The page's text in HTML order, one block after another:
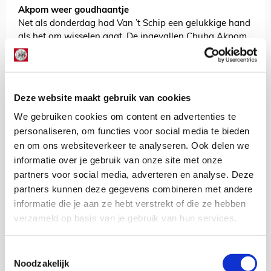
Deze website maakt gebruik van cookies
We gebruiken cookies om content en advertenties te
personaliseren, om functies voor social media te bieden
en om ons websiteverkeer te analyseren. Ook delen we
informatie over je gebruik van onze site met onze
partners voor social media, adverteren en analyse. Deze
partners kunnen deze gegevens combineren met andere
informatie die je aan ze hebt verstrekt of die ze hebben
verzameld op basis van je gebruik van hun services.
Noodzakelijk
Akpom weer goudhaantje
Net als donderdag had Van ’t Schip een gelukkige hand
als het om wisselen gaat. De ingevallen Chuba Akpom
zorgde er zes minuten voor tijd voor dat Ajax definitief
in rustiger vaarwater kwam. Een schot van Berghuis
antwoord meer.
In blessuretijd voegde de spits daar nog een treffer aan
toe, want zijn zelfvertrouwen ongetwijfeld een extra
boost geeft. Met twee zeges op rij maakt Ajax stappen
op de ranglijst. De Amsterdammers stijgen naar plek elf.
Komende week wacht de Europese thuiswedstrijd tegen
Brighton & Hove Albion, waarna Ajax op zondag een
bezoek brengt aan promovendus Almere City.
Jordy Haak